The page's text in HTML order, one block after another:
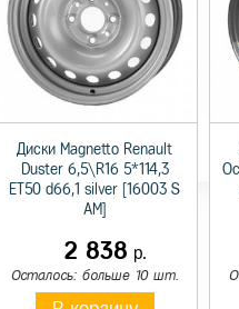
Диски Magnetto Renault
Duster 6,5\R16 5*114,3
ET50 d66,1 silver [16003 S
AM]
2 838 р.
Осталось: больше 10 шт.